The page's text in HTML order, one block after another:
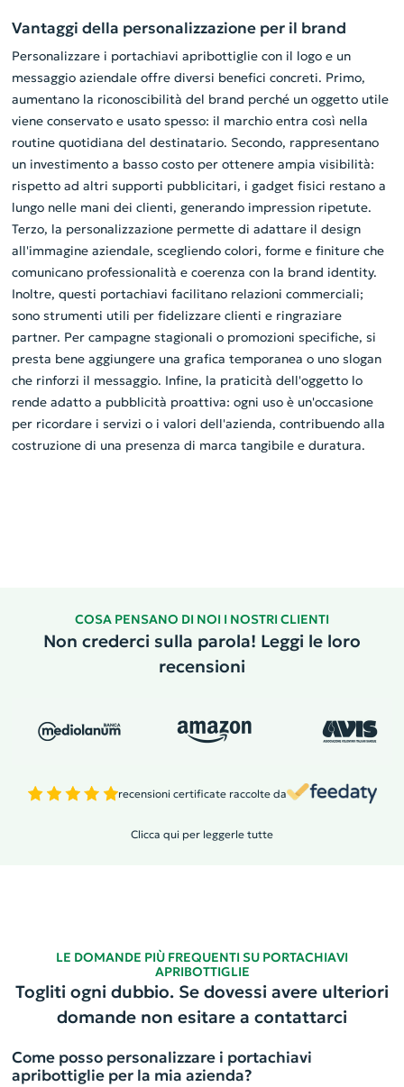
Vantaggi della personalizzazione per il brand
Personalizzare i portachiavi apribottiglie con il logo e un
messaggio aziendale offre diversi benefici concreti. Primo,
aumentano la riconoscibilità del brand perché un oggetto utile
viene conservato e usato spesso: il marchio entra così nella
routine quotidiana del destinatario. Secondo, rappresentano
un investimento a basso costo per ottenere ampia visibilità:
rispetto ad altri supporti pubblicitari, i gadget fisici restano a
lungo nelle mani dei clienti, generando impression ripetute.
Terzo, la personalizzazione permette di adattare il design
all'immagine aziendale, scegliendo colori, forme e finiture che
comunicano professionalità e coerenza con la brand identity.
Inoltre, questi portachiavi facilitano relazioni commerciali;
sono strumenti utili per fidelizzare clienti e ringraziare
partner. Per campagne stagionali o promozioni specifiche, si
presta bene aggiungere una grafica temporanea o uno slogan
che rinforzi il messaggio. Infine, la praticità dell'oggetto lo
rende adatto a pubblicità proattiva: ogni uso è un'occasione
per ricordare i servizi o i valori dell'azienda, contribuendo alla
costruzione di una presenza di marca tangibile e duratura.
COSA PENSANO DI NOI I NOSTRI CLIENTI
Non crederci sulla parola! Leggi le loro
recensioni
recensioni certificate raccolte da
Clicca qui per leggerle tutte
LE DOMANDE PIÙ FREQUENTI SU PORTACHIAVI
APRIBOTTIGLIE
Togliti ogni dubbio. Se dovessi avere ulteriori
domande non esitare a contattarci
Come posso personalizzare i portachiavi
apribottiglie per la mia azienda?